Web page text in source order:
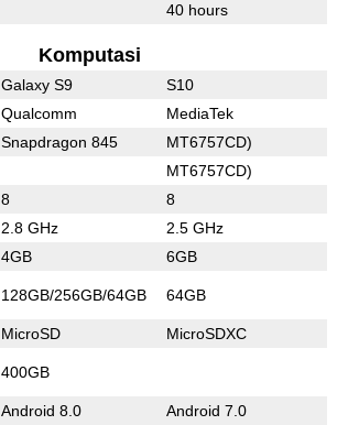
40 hours
Komputasi
Galaxy S9 S10
Qualcomm MediaTek
Snapdragon 845 MT6757CD)
MT6757CD)
8 8
2.8 GHz 2.5 GHz
4GB 6GB
128GB/256GB/64GB 64GB
MicroSD MicroSDXC
400GB
Android 8.0 Android 7.0